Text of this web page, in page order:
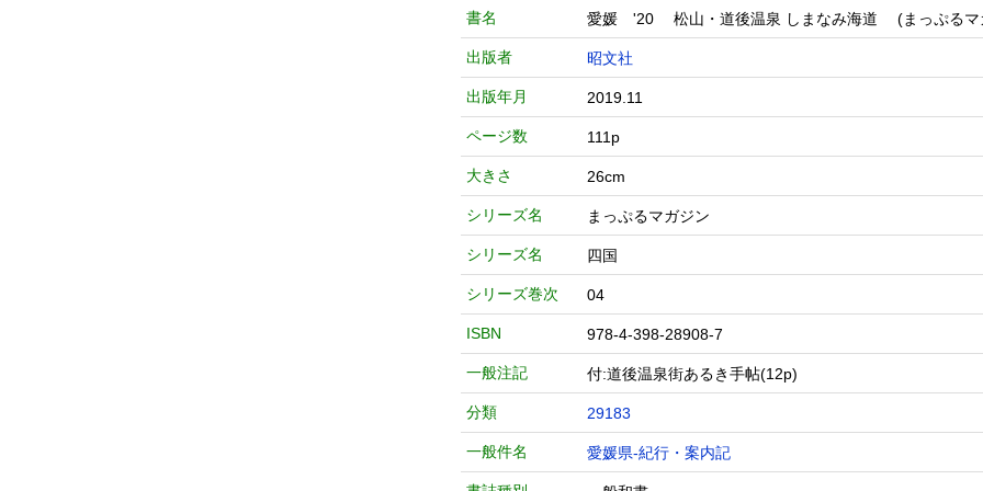
書名 愛媛 '20 松山・道後温泉 しまなみ海道 (まっぷるマ
出版者 昭文社
出版年月 2019.11
ページ数 111p
大きさ 26cm
シリーズ名 まっぷるマガジン
シリーズ名 四国
シリーズ巻次 04
ISBN 978-4-398-28908-7
一般注記 付:道後温泉街あるき手帖(12p)
分類 29183
一般件名 愛媛県-紀行・案内記